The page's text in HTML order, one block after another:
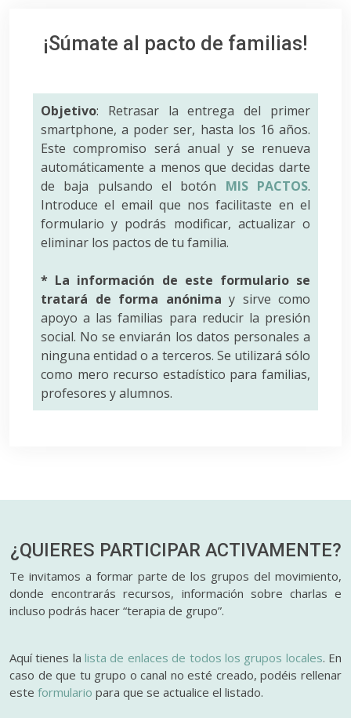
¡Súmate al pacto de familias!
Objetivo: Retrasar la entrega del primer
smartphone, a poder ser, hasta los 16 años.
Este compromiso será anual y se renueva
automáticamente a menos que decidas darte
de baja pulsando el botón MIS PACTOS.
Introduce el email que nos facilitaste en el
formulario y podrás modificar, actualizar o
eliminar los pactos de tu familia.
* La información de este formulario se
tratará de forma anónima y sirve como
apoyo a las familias para reducir la presión
social. No se enviarán los datos personales a
ninguna entidad o a terceros. Se utilizará sólo
como mero recurso estadístico para familias,
profesores y alumnos.
¿QUIERES PARTICIPAR ACTIVAMENTE?
Te invitamos a formar parte de los grupos del movimiento,
donde encontrarás recursos, información sobre charlas e
incluso podrás hacer “terapia de grupo”.
Aquí tienes lalista de enlaces de todos los grupos locales. En
caso de que tu grupo o canal no esté creado, podéis rellenar
este formulario para que se actualice el listado.